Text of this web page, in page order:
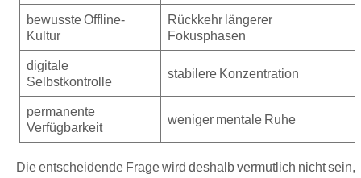
bewusste Offline-
Kultur
Rückkehr längerer
Fokusphasen
digitale
Selbstkontrolle
stabilere Konzentration
permanente
Verfügbarkeit
weniger mentale Ruhe
Die entscheidende Frage wird deshalb vermutlich nicht sein,